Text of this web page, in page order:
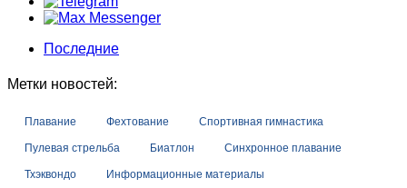
Последние
Метки новостей:
Плавание Фехтование Спортивная гимнастика
Пулевая стрельба Биатлон Синхронное плавание
Тхэквондо Информационные материалы